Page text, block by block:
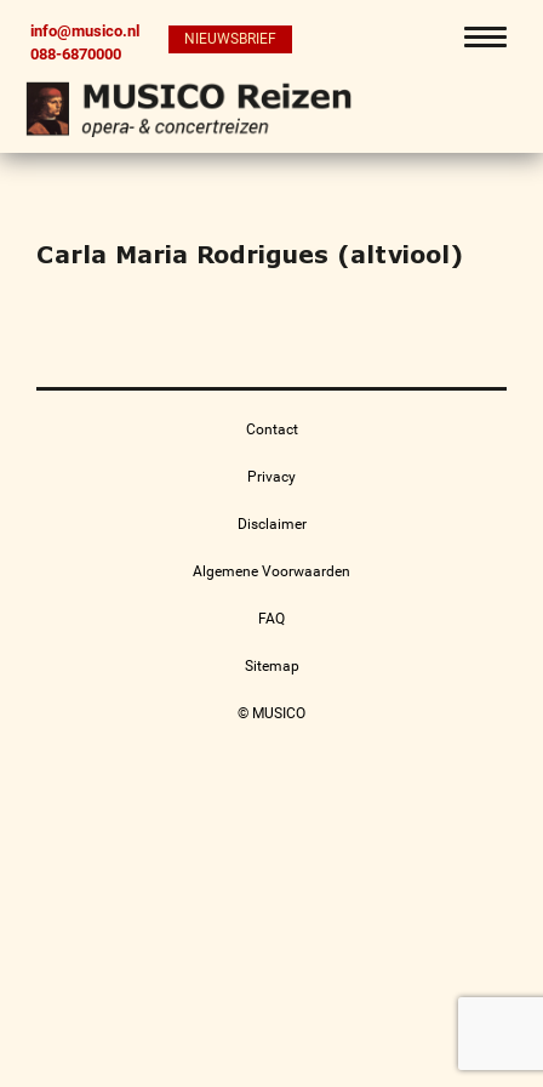
info@musico.nl
088-6870000
NIEUWSBRIEF
Carla Maria Rodrigues (altviool)
Contact
Privacy
Disclaimer
Algemene Voorwaarden
FAQ
Sitemap
© MUSICO